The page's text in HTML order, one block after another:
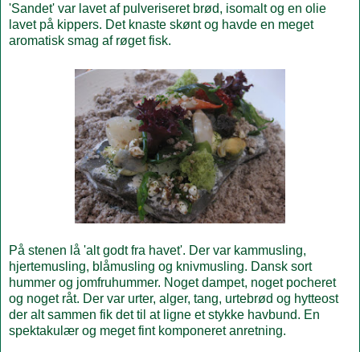
'Sandet' var lavet af pulveriseret brød, isomalt og en olie
lavet på kippers. Det knaste skønt og havde en meget
aromatisk smag af røget fisk.
På stenen lå 'alt godt fra havet'. Der var kammusling,
hjertemusling, blåmusling og knivmusling. Dansk sort
hummer og jomfruhummer. Noget dampet, noget pocheret
og noget råt. Der var urter, alger, tang, urtebrød og hytteost
der alt sammen fik det til at ligne et stykke havbund. En
spektakulær og meget fint komponeret anretning.